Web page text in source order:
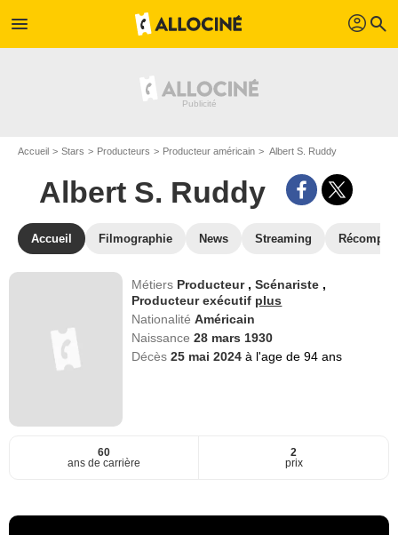
menu profil search
Accueil Stars Producteurs Producteur américain Albert S. Ruddy
Albert S. Ruddy
Accueil Filmographie News Streaming
Métiers Producteur ,Scénariste ,
Producteur exécutif plus
NationalitéAméricain
Naissance28 mars 1930
Décès25 mai 2024à l'age de 94 ans
60
ans de carrière
2
prix